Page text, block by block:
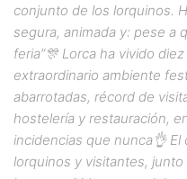
conjunto de los lorquinos.
segura, animada y: pese a
feria”🎊 Lorca ha vivido
extraordinario ambiente
abarrotadas, récord de
hostelería y restauración,
incidencias que nunca👌
lorquinos y visitantes, junto